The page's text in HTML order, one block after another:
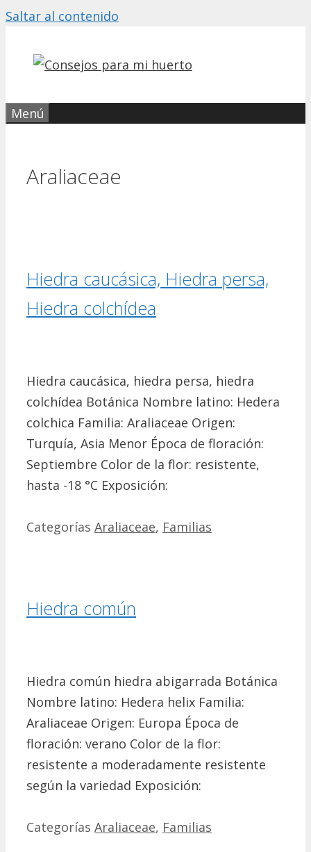
Saltar al contenido
Menú
Araliaceae
Hiedra caucásica, Hiedra persa,
Hiedra colchídea
Hiedra caucásica, hiedra persa, hiedra
colchídea Botánica Nombre latino: Hedera
colchica Familia: Araliaceae Origen:
Turquía, Asia Menor Época de floración:
Septiembre Color de la flor: resistente,
hasta -18 °C Exposición:
Categorías Araliaceae, Familias
Hiedra común
Hiedra común hiedra abigarrada Botánica
Nombre latino: Hedera helix Familia:
Araliaceae Origen: Europa Época de
floración: verano Color de la flor:
resistente a moderadamente resistente
según la variedad Exposición:
Categorías Araliaceae, Familias